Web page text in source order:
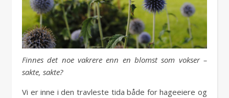
Finnes det noe vakrere enn en blomst som vokser –
sakte, sakte?
Vi er inne i den travleste tida både for hageeiere og